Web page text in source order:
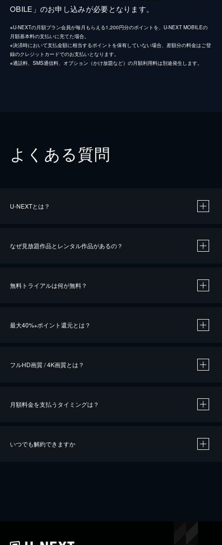
OBILE」のお申し込みが必要となります。
※U-NEXTの月額プラン会員が毎月もらえる1,200円分のポイントを、U-NEXT MOBILEの
月額基本料の支払いに充てた場合。
※決済時において支払金額に相当するポイントを保有していない場合、差額分の料金はご登
録のクレジットカードでのお支払いとなります。
※通話料、SMS通信料、オプション（かけ放題など）の月額利用料は別途発生します。
よくある質問
U-NEXTとは？
なぜ見放題作品とレンタル作品があるの？
無料トライアルは何が無料？
最大40%※ポイント還元とは？
※40％ポイント還元の対象は、クレジットカード決済による作品の購入 / レンタルです。
iOSアプリのUコイン決済による作品の購入 / レンタルは、20％のポイント還元です。
フルHD画質 / 4K画質とは？
月額料金を支払うタイミングは？
いつでも解約できますか